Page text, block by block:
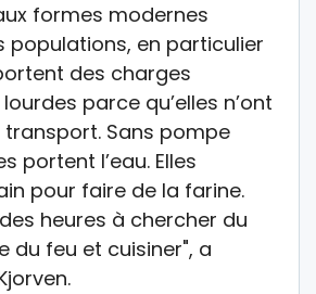
formes modernes
populations, en particulier
des charges
parce qu’elles n’ont
Sans pompe
portent l’eau. Elles
pour faire de la farine.
heures à chercher du
du feu et cuisiner", a